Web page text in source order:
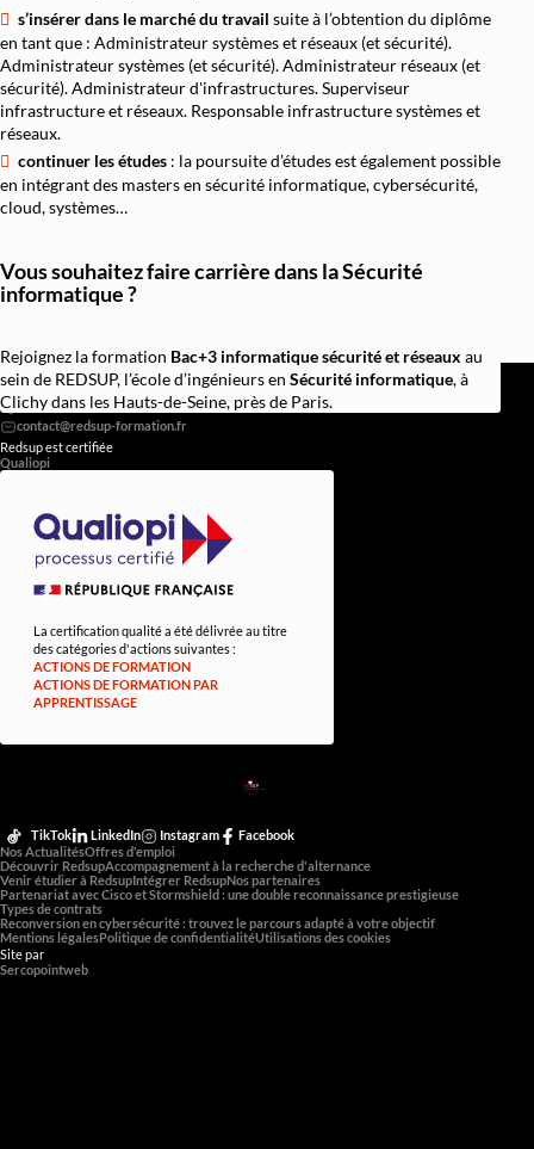
s’insérer dans le marché du travail suite à l’obtention du diplôme
en tant que : Administrateur systèmes et réseaux (et sécurité).
Administrateur systèmes (et sécurité). Administrateur réseaux (et
sécurité). Administrateur d'infrastructures. Superviseur
infrastructure et réseaux. Responsable infrastructure systèmes et
réseaux.
continuer les études : la poursuite d’études est également possible
en intégrant des masters en sécurité informatique, cybersécurité,
cloud, systèmes…
Vous souhaitez faire carrière dans la Sécurité
informatique ?
Rejoignez la formation Bac+3 informatique sécurité et réseaux au
sein de REDSUP, l’école d’ingénieurs en Sécurité informatique, à
Clichy dans les Hauts-de-Seine, près de Paris.
REDSUP © 2026
98 Bd Victor Hugo, 92110 Clichy
0756838251
Redsup est certifiée
Qualiopi
La certification qualité a été délivrée au titre
des catégories d'actions suivantes :
ACTIONS DE FORMATION
ACTIONS DE FORMATION PAR
APPRENTISSAGE
SUP
RED
TikTok LinkedIn Instagram
Facebook
Nos ActualitésOffres d'emploi
Découvrir RedsupAccompagnement à la recherche d'alternance
Venir étudier à RedsupIntégrer RedsupNos partenaires
Partenariat avec Cisco et Stormshield : une double reconnaissance prestigieuse
Types de contrats
Reconversion en cybersécurité : trouvez le parcours adapté à votre objectif
Mentions légalesPolitique de confidentialitéUtilisations des cookies
Site par
Sercopointweb